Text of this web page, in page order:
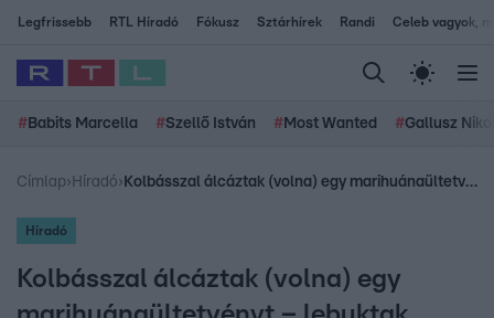
Legfrissebb RTL Híradó Fókusz Sztárhírek Randi Celeb vagyok,
# Babits Marcella #Szellő István # Most Wanted #Gallusz
Címlap› Híradó› Kolbásszal álcáztak (volna) egy marihuánaültetvényt – lebuktak
Híradó
Kolbásszal álcáztak (volna) egy